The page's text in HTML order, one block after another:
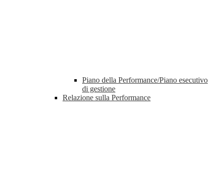
Piano della Performance/Piano esecutivo
di gestione
Relazione sulla Performance